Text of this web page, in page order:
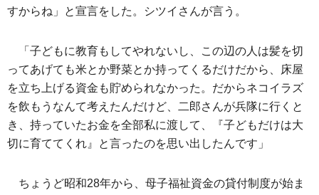
すからね」と宣言をした。シツイさんが言う。
「子どもに教育もしてやれないし、この辺の人は髪を切
ってあげても米とか野菜とか持ってくるだけだから、床屋
を立ち上げる資金も貯められなかった。だからネコイラズ
を飲もうなんて考えたんだけど、二郎さんが兵隊に行くと
き、持っていたお金を全部私に渡して、『子どもだけは大
切に育ててくれ』と言ったのを思い出したんです」
ちょうど昭和28年から、母子福祉資金の貸付制度が始ま